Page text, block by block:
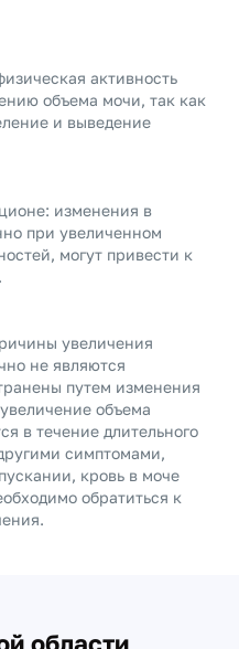
активность
объема мочи, так как
и выведение
изменения в
при увеличенном
могут привести к
увеличения
не являются
путем изменения
объема
в течение длительного
симптомами,
кровь в моче
обратиться к
области